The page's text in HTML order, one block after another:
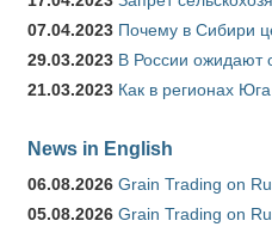
07.04.2023 Почему в Сибири
29.03.2023 В России ожидают
21.03.2023 Как в регионах
News in English
06.08.2026 Grain Trading on
05.08.2026 Grain Trading on